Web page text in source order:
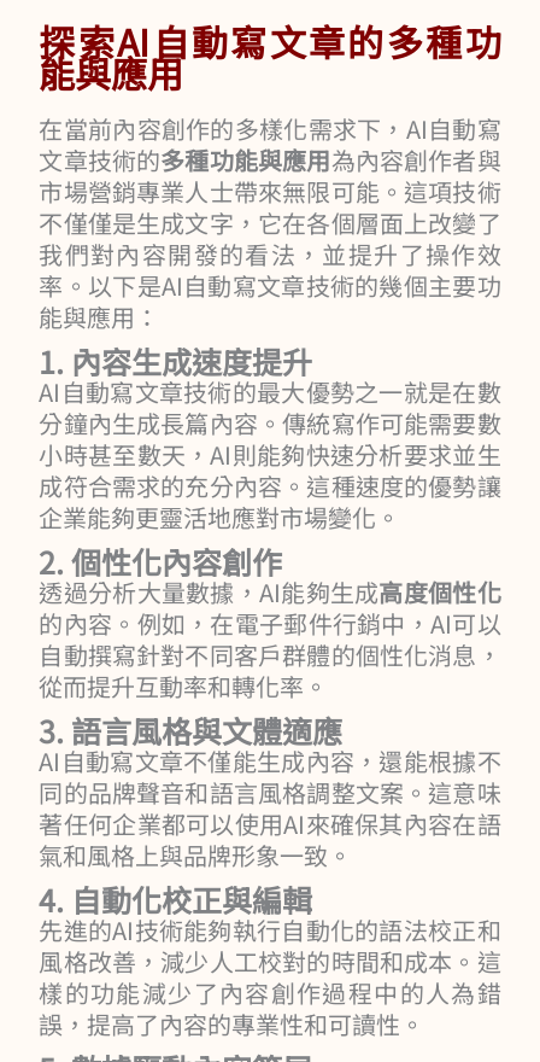
探索AI自動寫文章的多種功
能與應用
在當前內容創作的多樣化需求下，AI自動寫
文章技術的多種功能與應用為內容創作者與
市場營銷專業人士帶來無限可能。這項技術
不僅僅是生成文字，它在各個層面上改變了
我們對內容開發的看法，並提升了操作效
率。以下是AI自動寫文章技術的幾個主要功
能與應用：
1. 內容生成速度提升
AI自動寫文章技術的最大優勢之一就是在數
分鐘內生成長篇內容。傳統寫作可能需要數
小時甚至數天，AI則能夠快速分析要求並生
成符合需求的充分內容。這種速度的優勢讓
企業能夠更靈活地應對市場變化。
2. 個性化內容創作
透過分析大量數據，AI能夠生成高度個性化
的內容。例如，在電子郵件行銷中，AI可以
自動撰寫針對不同客戶群體的個性化消息，
從而提升互動率和轉化率。
3. 語言風格與文體適應
AI自動寫文章不僅能生成內容，還能根據不
同的品牌聲音和語言風格調整文案。這意味
著任何企業都可以使用AI來確保其內容在語
氣和風格上與品牌形象一致。
4. 自動化校正與編輯
先進的AI技術能夠執行自動化的語法校正和
風格改善，減少人工校對的時間和成本。這
樣的功能減少了內容創作過程中的人為錯
誤，提高了內容的專業性和可讀性。